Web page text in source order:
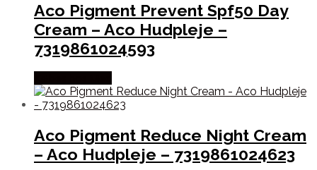
Aco Pigment Prevent Spf50 Day
Cream – Aco Hudpleje –
7319861024593
Aco Pigment Reduce Night Cream
– Aco Hudpleje – 7319861024623